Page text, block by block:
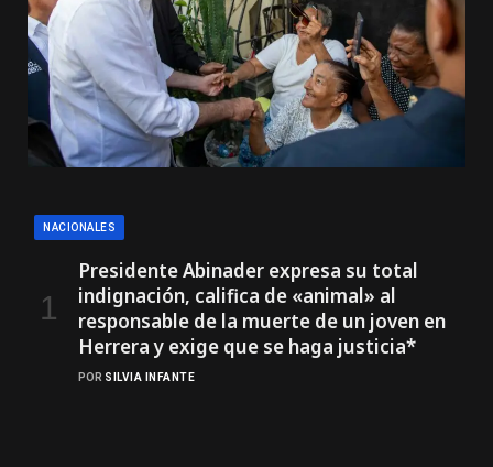
NACIONALES
Presidente Abinader expresa su total
indignación, califica de «animal» al
responsable de la muerte de un joven en
Herrera y exige que se haga justicia*
POR SILVIA INFANTE